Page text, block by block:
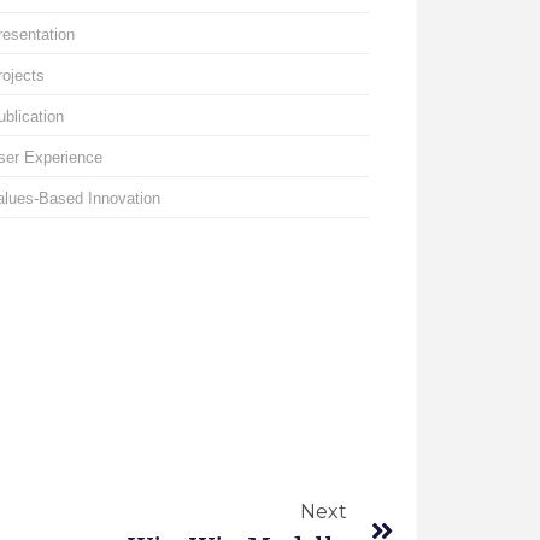
Experience
Based Innovation
Next